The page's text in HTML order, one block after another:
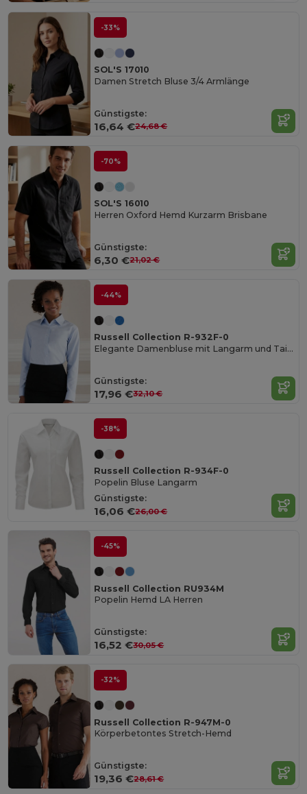
-33%
SOL'S 17010
Damen Stretch Bluse 3/4 Armlänge
Günstigste:
16,64 €24,68 €
-70%
SOL'S 16010
Herren Oxford Hemd Kurzarm Brisbane
Günstigste:
6,30 €21,02 €
-44%
Russell Collection R-932F-0
Elegante Damenbluse mit Langarm und Taillierung
Günstigste:
17,96 €32,10 €
-38%
Russell Collection R-934F-0
Popelin Bluse Langarm
Günstigste:
16,06 €26,00 €
-45%
Russell Collection RU934M
Popelin Hemd LA Herren
Günstigste:
16,52 €30,05 €
-32%
Russell Collection R-947M-0
Körperbetontes Stretch-Hemd
Günstigste:
19,36 €28,61 €